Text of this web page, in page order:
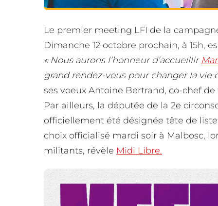
Le premier meeting LFI de la
Dimanche 12 octobre prochain, à 15h,
« Nous aurons l’honneur d’accueillir
grand rendez-vous pour changer la vie
ses voeux Antoine Bertrand, co-chef
Par ailleurs, la députée de la 2e
officiellement été désignée tête de
choix officialisé mardi soir à Malbosc,
militants, révèle Midi Libre.